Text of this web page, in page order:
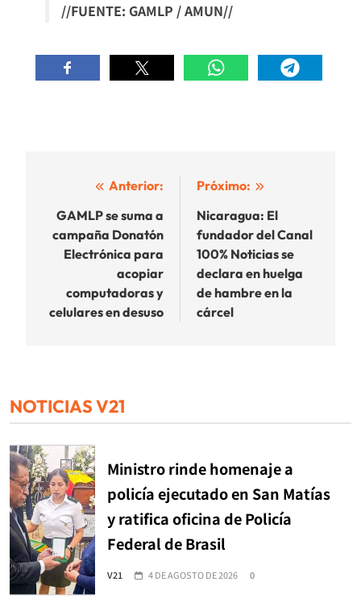
//FUENTE: GAMLP / AMUN//
Navegación
de
entradas
Anterior:
GAMLP se suma a
campaña Donatón
Electrónica para
acopiar
computadoras y
celulares en desuso
Próximo:
Nicaragua: El
fundador del Canal
100% Noticias se
declara en huelga
de hambre en la
cárcel
NOTICIAS V21
Ministro rinde homenaje a
policía ejecutado en San Matías
y ratifica oficina de Policía
Federal de Brasil
V21 4 DE AGOSTO DE 2026 0